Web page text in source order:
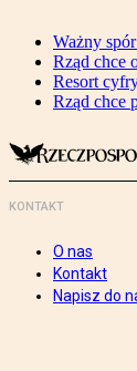
Ważny
Rząd chce
Resort
Rząd chce
KONTAKT
O nas
Kontakt
Napisz do